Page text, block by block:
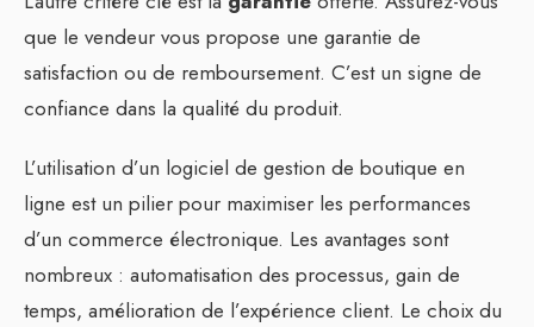
que le vendeur vous propose une garantie de
satisfaction ou de remboursement. C’est un signe de
confiance dans la qualité du produit.
L’utilisation d’un logiciel de gestion de boutique en
ligne est un pilier pour maximiser les performances
d’un commerce électronique. Les avantages sont
nombreux : automatisation des processus, gain de
temps, amélioration de l’expérience client. Le choix du